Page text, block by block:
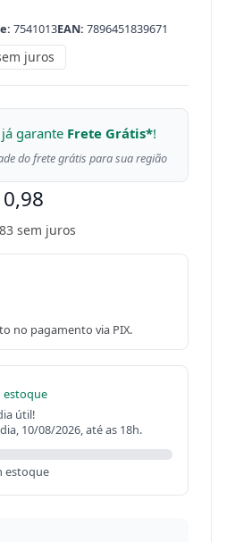
7541013EAN: 7896451839671
juros
garante Frete Grátis*!
do frete grátis para sua região
sem juros
no pagamento via PIX.
estoque
útil!
10/08/2026, até as 18h.
estoque